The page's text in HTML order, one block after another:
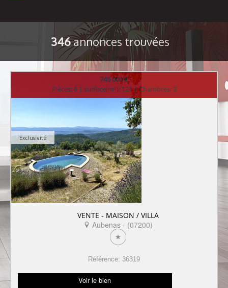
346annonces trouvées
745 000 €
Pièces: 6 | surface(m²): 121 | Chambres: 3
Exclusivité
VENTE - MAISON / VILLA
Aubenas - (07200)
Référence: 36319
Voir le bien